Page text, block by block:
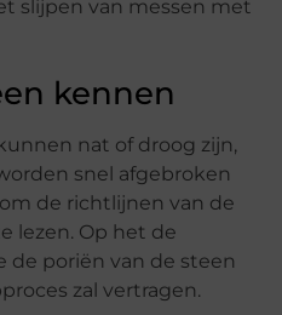
kennen
nat of droog zijn,
snel afgebroken
de richtlijnen van de
lezen. Op het de
de poriën van de steen
zal vertragen.